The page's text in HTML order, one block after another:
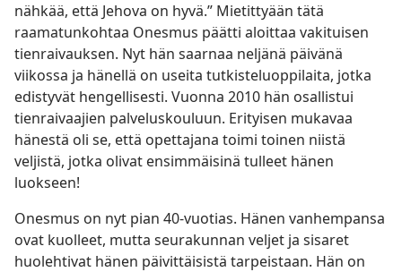
nähkää, että Jehova on hyvä.” Mietittyään tätä
raamatunkohtaa Onesmus päätti aloittaa vakituisen
tienraivauksen. Nyt hän saarnaa neljänä päivänä
viikossa ja hänellä on useita tutkisteluoppilaita, jotka
edistyvät hengellisesti. Vuonna 2010 hän osallistui
tienraivaajien palveluskouluun. Erityisen mukavaa
hänestä oli se, että opettajana toimi toinen niistä
veljistä, jotka olivat ensimmäisinä tulleet hänen
luokseen!
Onesmus on nyt pian 40-vuotias. Hänen vanhempansa
ovat kuolleet, mutta seurakunnan veljet ja sisaret
huolehtivat hänen päivittäisistä tarpeistaan. Hän on